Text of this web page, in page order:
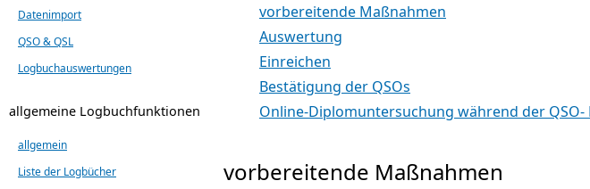
Datenimport
QSO & QSL
Logbuchauswertungen
allgemeine Logbuchfunktionen
allgemein
Liste der Logbücher
vorbereitende Maßnahmen
Auswertung
Einreichen
Bestätigung der QSOs
Online-Diplomuntersuchung während der QSO-
vorbereitende Maßnahmen